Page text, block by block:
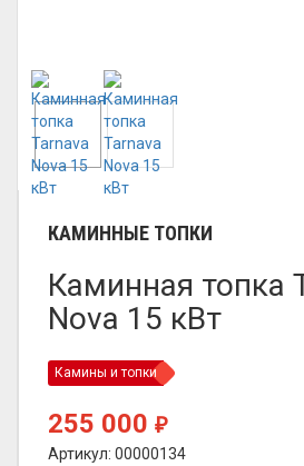
КАМИННЫЕ ТОПКИ
Каминная топка
Nova 15 кВт
Камины и топки
255 000 ₽
Артикул: 00000134